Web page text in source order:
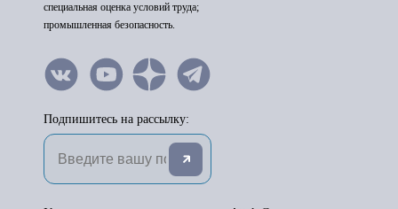
специальная оценка условий труда;
промышленная безопасность.
Подпишитесь на рассылку: